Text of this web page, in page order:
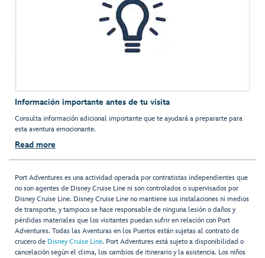
Información importante antes de tu visita
Consulta información adicional importante que te ayudará a prepararte para
esta aventura emocionante.
Read more
Port Adventures es una actividad operada por contratistas independientes que
no son agentes de Disney Cruise Line ni son controlados o supervisados por
Disney Cruise Line. Disney Cruise Line no mantiene sus instalaciones ni medios
de transporte, y tampoco se hace responsable de ninguna lesión o daños y
pérdidas materiales que los visitantes puedan sufrir en relación con Port
Adventures. Todas las Aventuras en los Puertos están sujetas al contrato de
crucero de Disney Cruise Line. Port Adventures está sujeto a disponibilidad o
cancelación según el clima, los cambios de itinerario y la asistencia. Los niños